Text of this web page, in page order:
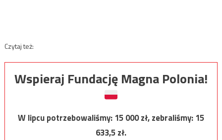
Czytaj też:
Wspieraj Fundację Magna Polonia!
W lipcu potrzebowaliśmy:15 000zł, zebraliśmy:15
633,5zł.